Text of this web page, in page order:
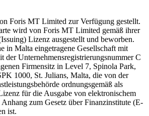
Foris MT Limited zur Verfügung gestellt.
wird von Foris MT Limited gemäß ihrer
Lizenz ausgestellt und beworben.
in Malta eingetragene Gesellschaft mit
der Unternehmensregistrierungsnummer C
Firmensitz in Level 7, Spinola Park,
1000, St. Julians, Malta, die von der
ordnungsgemäß als
für die Ausgabe von elektronischem
zum Gesetz über Finanzinstitute (E-
ist.